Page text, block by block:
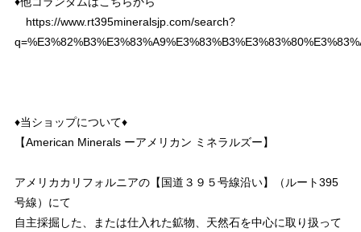
https://www.rt395mineralsjp.com/search?
♦︎当ショップについて♦︎
【American Minerals ーアメリカン ミネラルズー】
アメリカカリフォルニアの【国道３９５号線沿い】（ルート395
号線）にて
自主採掘した、または仕入れた鉱物、天然石を中心に取り扱って